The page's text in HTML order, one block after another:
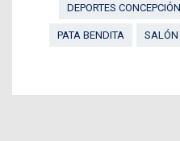
DEPORTES CONCEPCIÓN
PATA BENDITA SALÓN